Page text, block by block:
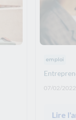
emploi
Date de
07/02/2022
Lire